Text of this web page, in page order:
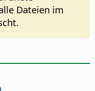
Dateien im